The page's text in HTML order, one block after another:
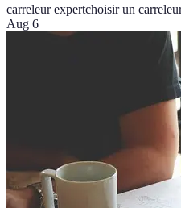
carreleur expertchoisir un
Aug 6